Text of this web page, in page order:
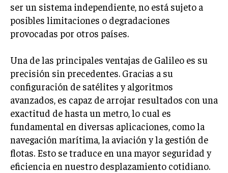
ser un sistema independiente, no está sujeto a
posibles limitaciones o degradaciones
provocadas por otros países.
Una de las principales ventajas de Galileo es su
precisión sin precedentes. Gracias a su
configuración de satélites y algoritmos
avanzados, es capaz de arrojar resultados con una
exactitud de hasta un metro, lo cual es
fundamental en diversas aplicaciones, como la
navegación marítima, la aviación y la gestión de
flotas. Esto se traduce en una mayor seguridad y
eficiencia en nuestro desplazamiento cotidiano.